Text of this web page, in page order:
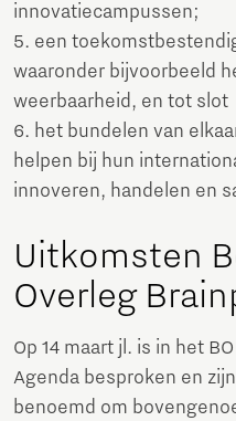
innovatiecampussen;
5. een
waaronder bijvoorbeeld
weerbaarheid, en tot slot
6. het bundelen van
helpen bij hun
innoveren, handelen en
Uitkomsten
Overleg
Op 14 maart jl. is in het
Agenda besproken en
benoemd om